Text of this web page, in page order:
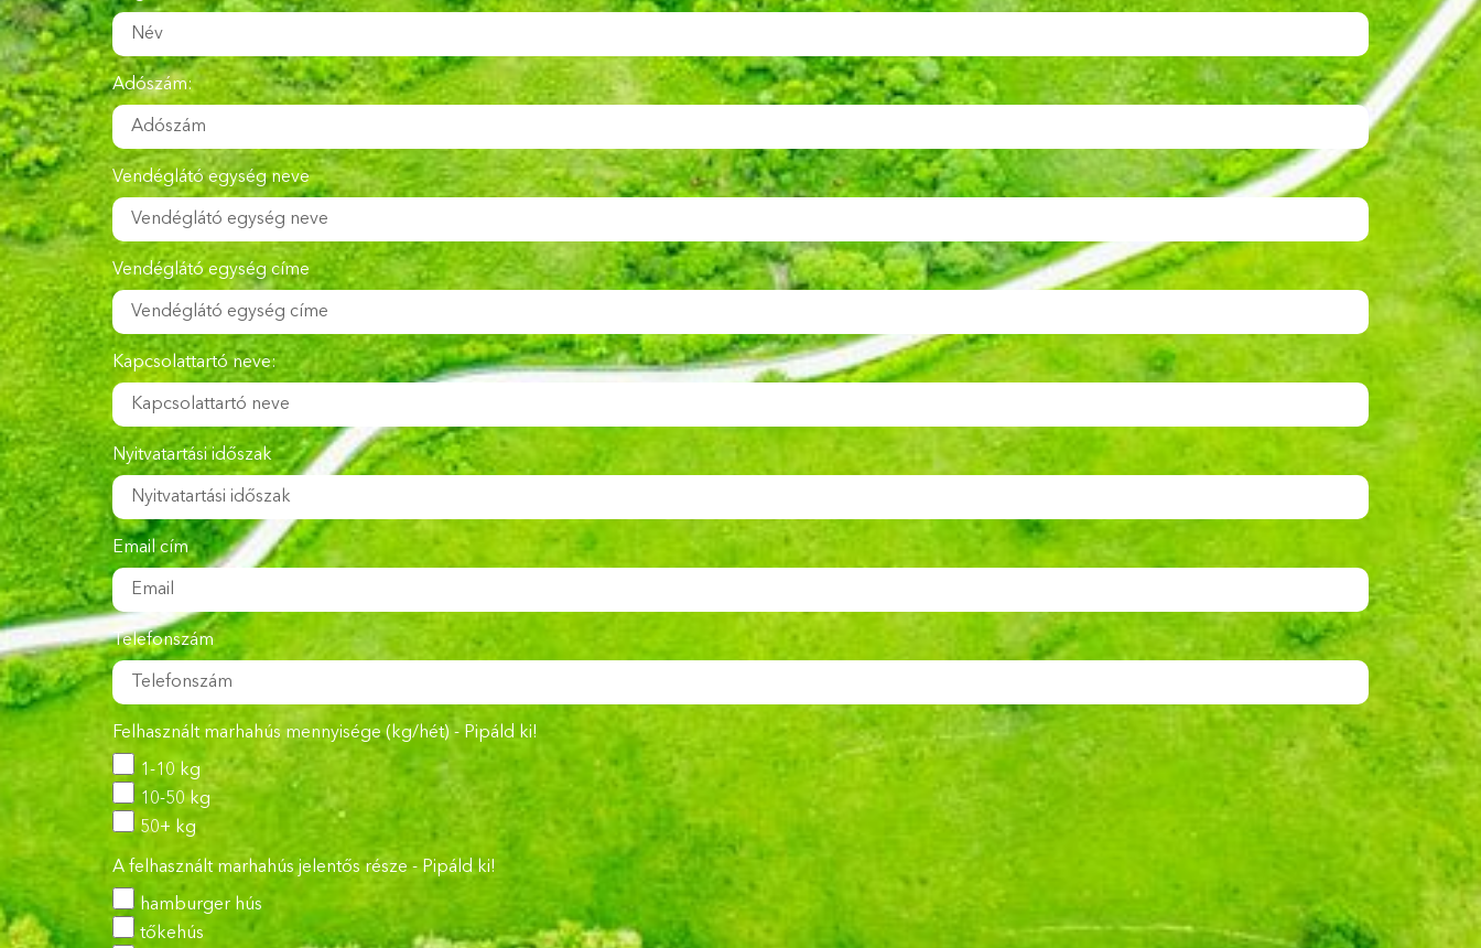
Adószám:
Vendéglátó egység neve
Vendéglátó egység címe
Kapcsolattartó neve:
Nyitvatartási időszak
Email cím
Telefonszám
Felhasznált marhahús mennyisége (kg/hét) - Pipáld ki!
1-10 kg
10-50 kg
50+ kg
A felhasznált marhahús jelentős része - Pipáld ki!
hamburger hús
tőkehús